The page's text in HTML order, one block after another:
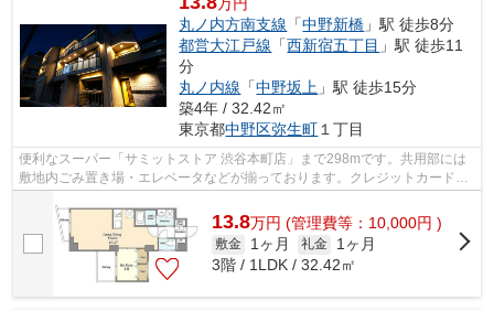
丸ノ内方南支線 「中野新橋 」駅 徒歩8分
都営大江戸線 「西新宿五丁目 」駅 徒歩11
分
丸ノ内線 「中野坂上 」駅 徒歩15分
築4年 / 32.42㎡
東京都中野区弥生町 １丁目
便利なスーパー「サミットストア 渋谷本町店」まで298mです。共用部には
敷地内ごみ置き場・エレベータなどが揃っております。クレジットカードで
初期費用がお支払いいただけるので、決...
13.8万円 (管理費等：10,000円 )
敷金 1ヶ月 礼金
1ヶ月
3階 / 1LDK / 32.42㎡